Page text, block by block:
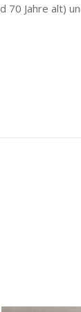
70 Jahre alt)